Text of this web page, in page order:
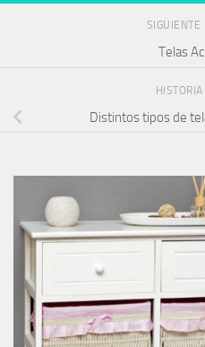
SIGUIENTE
Telas
Distintos tipos de